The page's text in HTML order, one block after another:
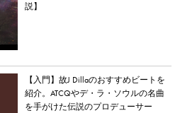
説】
【入門】故J Dillaのおすすめビートを
紹介。ATCQやデ・ラ・ソウルの名曲
を手がけた伝説のプロデューサー